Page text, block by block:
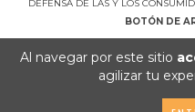
Al navegar por este sitio
agilizar tu
DEFENSA DE LAS Y LOS
BOTÓN DE